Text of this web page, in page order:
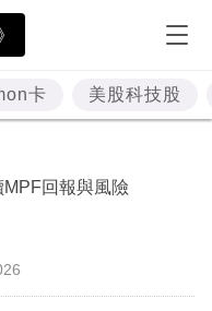
卡 美股科技股
回報與風險